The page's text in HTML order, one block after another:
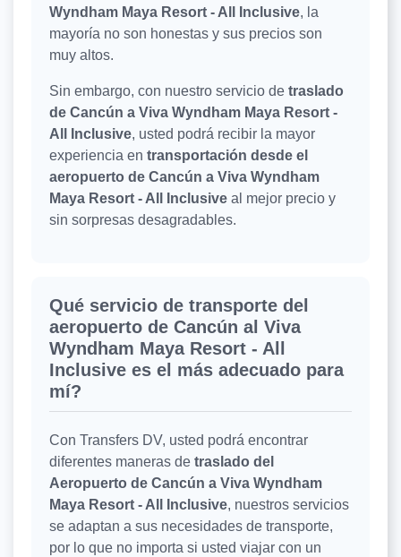
Wyndham Maya Resort - All Inclusive, la
mayoría no son honestas y sus precios son
muy altos.
Sin embargo, con nuestro servicio de traslado
de Cancún a Viva Wyndham Maya Resort -
All Inclusive, usted podrá recibir la mayor
experiencia en transportación desde el
aeropuerto de Cancún a Viva Wyndham
Maya Resort - All Inclusive al mejor precio y
sin sorpresas desagradables.
Qué servicio de transporte del
aeropuerto de Cancún al Viva
Wyndham Maya Resort - All
Inclusive es el más adecuado para
mí?
Con Transfers DV, usted podrá encontrar
diferentes maneras de traslado del
Aeropuerto de Cancún a Viva Wyndham
Maya Resort - All Inclusive, nuestros servicios
se adaptan a sus necesidades de transporte,
por lo que no importa si usted viajar con un